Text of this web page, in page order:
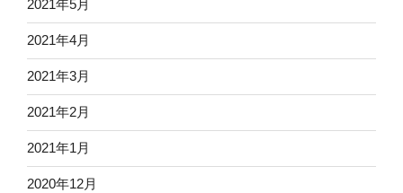
2021年5月
2021年4月
2021年3月
2021年2月
2021年1月
2020年12月